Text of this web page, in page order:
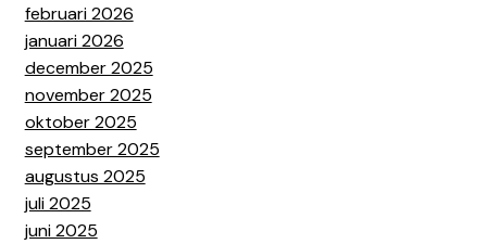
februari 2026
januari 2026
december 2025
november 2025
oktober 2025
september 2025
augustus 2025
juli 2025
juni 2025